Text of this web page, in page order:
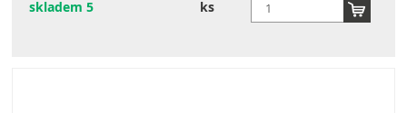
skladem 5 ks